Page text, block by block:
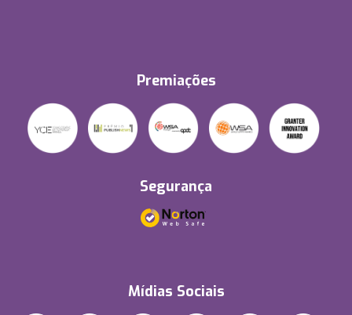
Premiações
Segurança
Mídias Sociais